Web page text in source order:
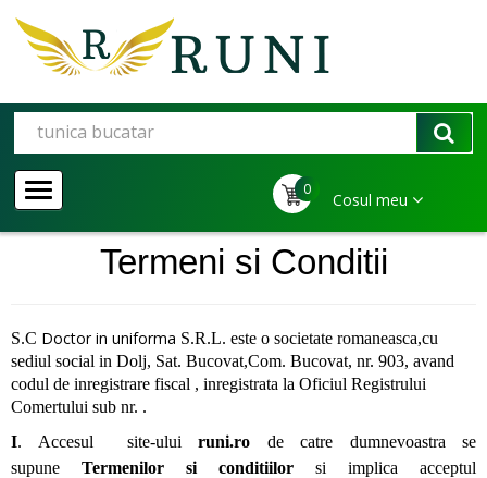
0
Cosul meu
Termeni si Conditii
S.C Doctor in uniforma S.R.L. este o societate romaneasca,cu
sediul social in Dolj, Sat. Bucovat,Com. Bucovat, nr. 903, avand
codul de inregistrare fiscal , inregistrata la Oficiul Registrului
Comertului sub nr. .
I. Accesul site-ului runi.ro de catre dumnevoastra se
supune Termenilor si conditiilor si implica acceptul